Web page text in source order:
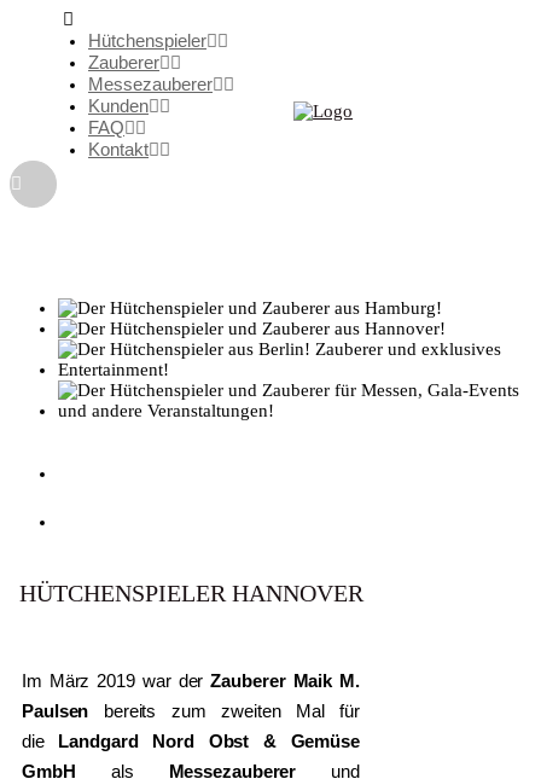
Hütchenspieler
Zauberer
Messezauberer
Kunden
FAQ
Kontakt
HÜTCHENSPIELER HANNOVER
Im März 2019 war derZauberer Maik M.
Paulsen bereits zum zweiten Mal für
die Landgard Nord Obst & Gemüse
GmbH als Messezauberer und